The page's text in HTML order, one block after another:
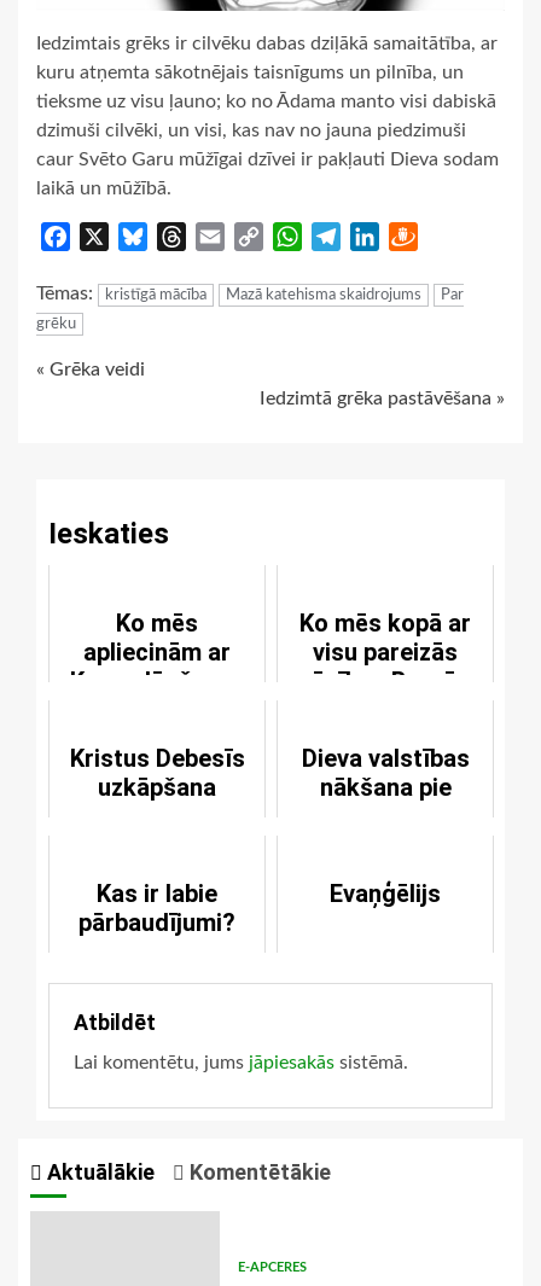
Iedzimtais grēks ir cilvēku dabas dziļākā samaitātība, ar
kuru atņemta sākotnējais taisnīgums un pilnība, un
tieksme uz visu ļauno; ko no Ādama manto visi dabiskā
dzimuši cilvēki, un visi, kas nav no jauna piedzimuši
caur Svēto Garu mūžīgai dzīvei ir pakļauti Dieva sodam
laikā un mūžībā.
Facebook BlueskyThreads
Email
Copy
WhatsApp
TelegramLinkedIn
Tēmas: kristīgā mācība Mazā katehisma skaidrojums
Par
grēku
Continue
« Grēka veidi
Iedzimtā grēka pastāvēšana »
Ieskaties
Ko mēs
apliecinām ar
Kunga lūgšanas
Ko mēs kopā ar
visu pareizās
mācības Baznīcu
Kristus Debesīs
uzkāpšana
Dieva valstības
nākšana pie
Kas ir labie
pārbaudījumi?
Evaņģēlijs
Atbildēt
Lai komentētu, jums jāpiesakās sistēmā.
Aktuālākie Komentētākie
E-APCERES